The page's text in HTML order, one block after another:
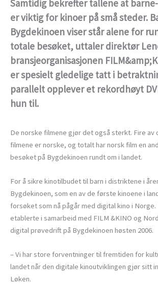
Samtidig bekrefter tallene at
er viktig for kinoer på små steder.
Bygdekinoen viser står alene for
totale besøket, uttaler direktør
bransjeorganisasjonen
er spesielt gledelige tatt i
parallelt opplever et rekordhøyt
hun til.
De norske filmene gjør det også sterkt. Fire av
filmene er norske, og totalt har norsk film en
besøket på Bygdekinoen rundt om i landet.
For å sikre kinotilbudet til barn i distriktene i
Bygdekinoen, som en av de første kinoene i
forsøket som nå pågår med digital kino i Norge.
etablerte i samarbeid med FILM &KINO og
digital prøvedrift på Bygdekinoen høsten 2006.
– Vi har store forventninger til fremtiden for
landet når den digitale kinoutviklingen gjør sitt
Løken.